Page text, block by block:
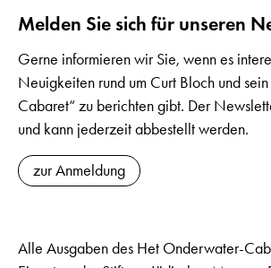
Melden Sie sich für unseren
Gerne informieren wir Sie, wenn es
Neuigkeiten rund um Curt Bloch und
Cabaret“ zu berichten gibt. Der
und kann jederzeit abbestellt werden.
zur Anmeldung
Alle Ausgaben des Het Onderwater-